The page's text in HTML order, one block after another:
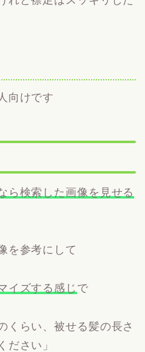
向けです
ら検索した画像を見せる
を参考にして
イズする感じ で
くらい、被せる髪の長さ
ださい」